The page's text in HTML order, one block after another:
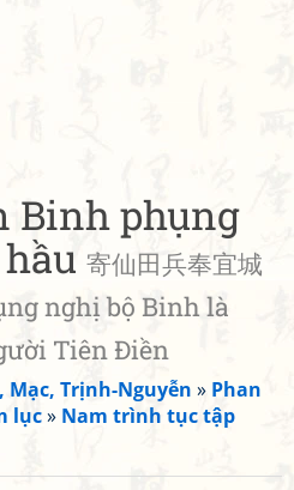
Binh phụng
寄仙田兵奉宜城
nghị bộ Binh là
Tiên Điền
Mạc, Trịnh-Nguyễn » Phan
lục» Nam trình tục tập